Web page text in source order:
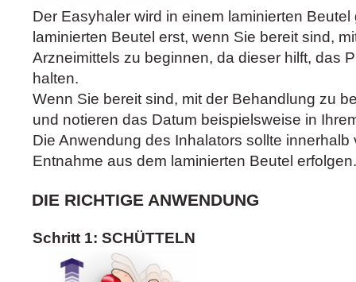
Der Easyhaler wird in einem laminierten
laminierten Beutel erst, wenn Sie bereit sind,
Arzneimittels zu beginnen, da dieser hilft, das
halten.
Wenn Sie bereit sind, mit der Behandlung zu
und notieren das Datum beispielsweise in
Die Anwendung des Inhalators sollte
Entnahme aus dem laminierten Beutel erfolgen.
DIE RICHTIGE ANWENDUNG
Schritt 1: SCHÜTTELN